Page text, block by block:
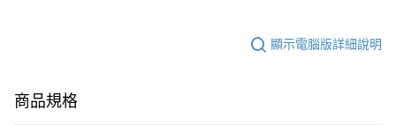
顯示電腦版詳細說明
商品規格